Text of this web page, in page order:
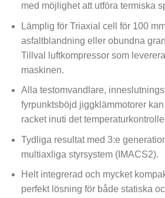
med möjlighet att utföra termiska
Lämplig för Triaxial cell för 100
asfaltblandning eller obundna
Tillval luftkompressor som
maskinen.
Alla testomvandlare,
fyrpunktsböjd jiggklämmotorer kan
racket inuti det
Tydliga resultat med 3:e
multiaxliga styrsystem (IMACS2).
Helt integrerad och mycket
perfekt lösning för både statiska